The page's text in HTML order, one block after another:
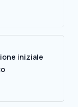
iniziale